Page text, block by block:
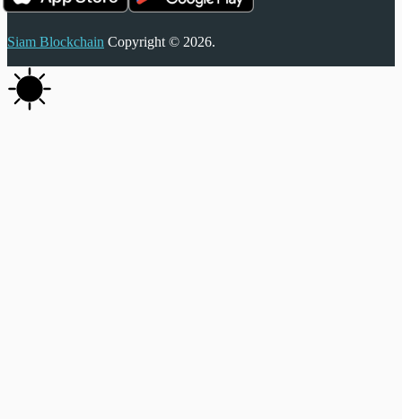
Siam Blockchain Copyright © 2026.